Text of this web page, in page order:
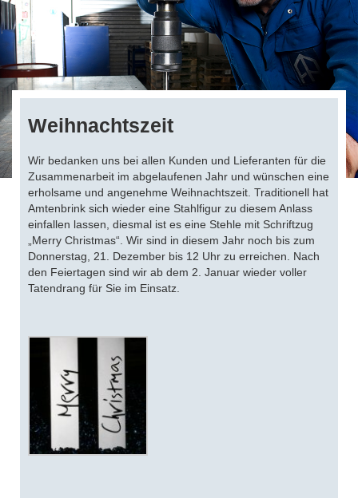
Weihnachtszeit
Wir bedanken uns bei allen Kunden und Lieferanten für die
Zusammenarbeit im abgelaufenen Jahr und wünschen eine
erholsame und angenehme Weihnachtszeit. Traditionell hat
Amtenbrink sich wieder eine Stahlfigur zu diesem Anlass
einfallen lassen, diesmal ist es eine Stehle mit Schriftzug
„Merry Christmas“. Wir sind in diesem Jahr noch bis zum
Donnerstag, 21. Dezember bis 12 Uhr zu erreichen. Nach
den Feiertagen sind wir ab dem 2. Januar wieder voller
Tatendrang für Sie im Einsatz.